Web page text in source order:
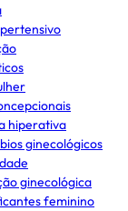
hiperativa
ginecológicos
ginecológica
feminino